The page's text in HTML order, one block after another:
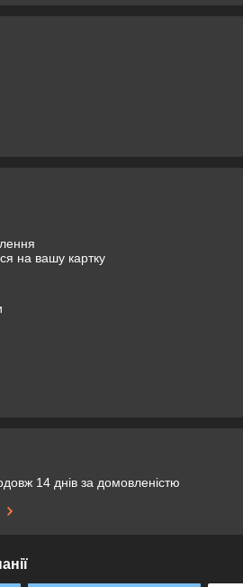
на вашу картку
14 днів за домовленістю